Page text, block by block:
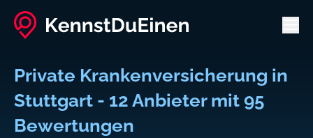
Private Krankenversicherung in
Stuttgart - 12 Anbieter mit 95
Bewertungen